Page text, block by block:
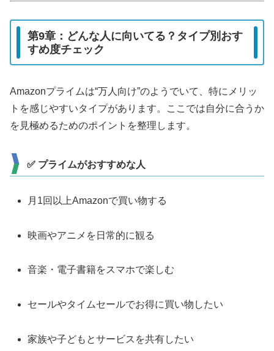
第9章：どんな人に向いてる？タイプ別おす
すめ度チェック
Amazonプライムは“万人向け”のようでいて、特にメリッ
トを感じやすいタイプがあります。ここでは自分に合うか
を見極めるためのポイントを整理します。
✅ プライムがおすすめな人
月1回以上Amazonで買い物する
映画やアニメを日常的に観る
音楽・電子書籍をスマホで楽しむ
セールやタイムセールでお得に買い物したい
家族や子どもとサービスを共有したい